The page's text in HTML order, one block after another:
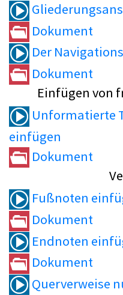
Dokument
Der
Dokument
Einfügen von
Unformatierte
einfügen
Dokument
Fußnoten
Dokument
Endnoten
Dokument
Querverweise